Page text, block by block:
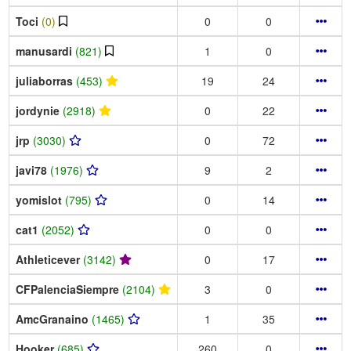
Toci (0) 0
0
manusardi (821) 1
0
juliaborras (453) 19
24
jordynie (2918) 0
22
jrp (3030) 0
72
javi78 (1976) 9
2
yomislot (795) 0
14
cat1 (2052) 0
0
Athleticever (3142) 0
17
CFPalenciaSiempre (2104) 3
0
AmcGranaino (1465) 1
35